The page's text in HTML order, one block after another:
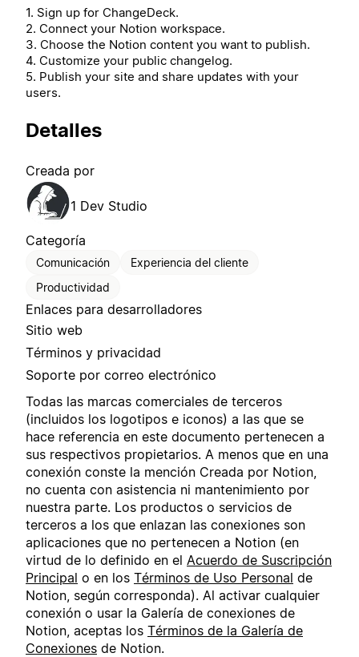
1. Sign up for ChangeDeck.
2. Connect your Notion workspace.
3. Choose the Notion content you want to publish.
4. Customize your public changelog.
5. Publish your site and share updates with your
users.
Detalles
Creada por
1 Dev Studio
Categoría
Comunicación
Experiencia del cliente
Productividad
Enlaces para desarrolladores
Sitio web
Términos y privacidad
Soporte por correo electrónico
Todas las marcas comerciales de terceros
(incluidos los logotipos e iconos) a las que se
hace referencia en este documento pertenecen a
sus respectivos propietarios. A menos que en una
conexión conste la mención Creada por Notion,
no cuenta con asistencia ni mantenimiento por
nuestra parte. Los productos o servicios de
terceros a los que enlazan las conexiones son
aplicaciones que no pertenecen a Notion (en
virtud de lo definido en el Acuerdo de Suscripción
Principal o en los Términos de Uso Personal de
Notion, según corresponda). Al activar cualquier
conexión o usar la Galería de conexiones de
Notion, aceptas los Términos de la Galería de
Conexiones de Notion.